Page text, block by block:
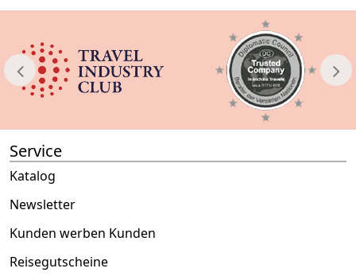
Service
Katalog
Newsletter
Kunden werben Kunden
Reisegutscheine